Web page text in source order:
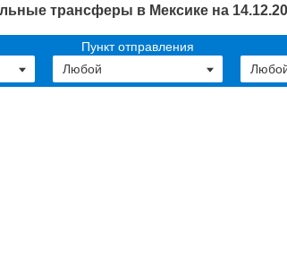
трансферы в Мексике на
Пункт отправления